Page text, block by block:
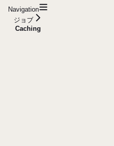
Navigation
ジョブ
Caching